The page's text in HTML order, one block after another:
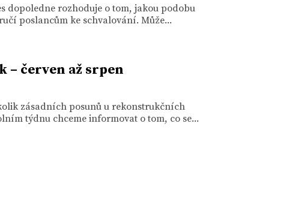
dopoledne rozhoduje o tom, jakou podobu
poslancům ke schvalování. Může...
– červen až srpen
zásadních posunů u rekonstrukčních
týdnu chceme informovat o tom, co se...